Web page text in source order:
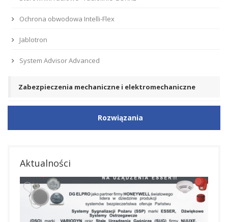
Ochrona obwodowa Intelli-Flex
Jablotron
System Advisor Advanced
Zabezpieczenia mechaniczne i elektromechaniczne
Rozwiązania
Aktualności